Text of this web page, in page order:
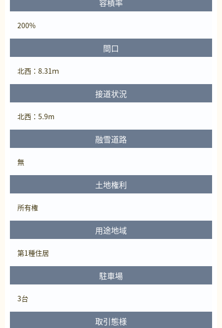
容積率
200%
間口
北西：8.31ｍ
接道状況
北西：5.9m
融雪道路
無
土地権利
所有権
用途地域
第1種住居
駐車場
3台
取引態様